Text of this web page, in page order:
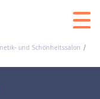
und Schönheitssalon